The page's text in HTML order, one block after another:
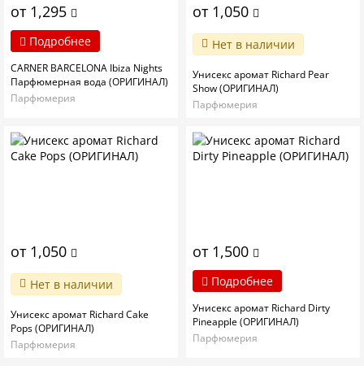
от 1,295
Подробнее
CARNER BARCELONA Ibiza Nights
Парфюмерная вода (ОРИГИНАЛ)
Парфюмерия
от 1,050
Нет в наличии
Унисекс аромат Richard Pear
Show (ОРИГИНАЛ)
Парфюмерия
от 1,050
Нет в наличии
Унисекс аромат Richard Cake
Pops (ОРИГИНАЛ)
Парфюмерия
от 1,500
Подробнее
Унисекс аромат Richard Dirty
Pineapple (ОРИГИНАЛ)
Парфюмерия